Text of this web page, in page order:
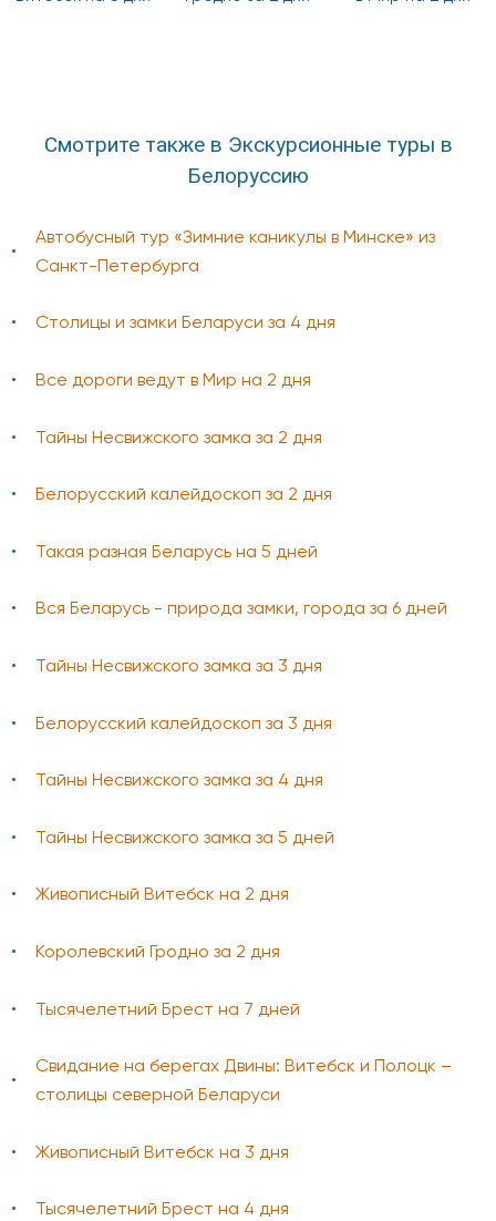
Смотрите также в Экскурсионные туры в
Белоруссию
Автобусный тур «Зимние каникулы в Минске» из
Санкт-Петербурга
Столицы и замки Беларуси за 4 дня
Все дороги ведут в Мир на 2 дня
Тайны Несвижского замка за 2 дня
Белорусский калейдоскоп за 2 дня
Такая разная Беларусь на 5 дней
Вся Беларусь - природа замки, города за 6 дней
Тайны Несвижского замка за 3 дня
Белорусский калейдоскоп за 3 дня
Тайны Несвижского замка за 4 дня
Тайны Несвижского замка за 5 дней
Живописный Витебск на 2 дня
Королевский Гродно за 2 дня
Тысячелетний Брест на 7 дней
Свидание на берегах Двины: Витебск и Полоцк –
столицы северной Беларуси
Живописный Витебск на 3 дня
Тысячелетний Брест на 4 дня